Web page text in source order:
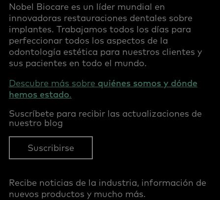
Nobel Biocare es un líder mundial en
innovadoras restauraciones dentales sobre
implantes. Trabajamos todos los días para
perfeccionar todos los aspectos de la
odontología estética para nuestros clientes y
sus pacientes en todo el mundo.
Descubre más sobre quiénes somos y dónde
hemos estado.
Suscríbete para recibir las actualizaciones de
nuestro blog
Suscribirse
Recibe noticias de la industria, información de
nuevos productos y mucho más.